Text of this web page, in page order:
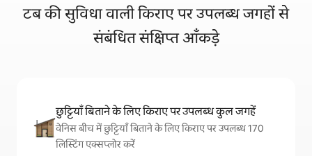
टब की सुविधा वाली किराए पर उपलब्ध जगहों से
संबंधित संक्षिप्त आँकड़े
छुट्टियाँ बिताने के लिए किराए पर उपलब्ध कुल जगहें
वेनिस बीच में छुट्टियाँ बिताने के लिए किराए पर उपलब्ध 170
लिस्टिंग एक्सप्लोर करें